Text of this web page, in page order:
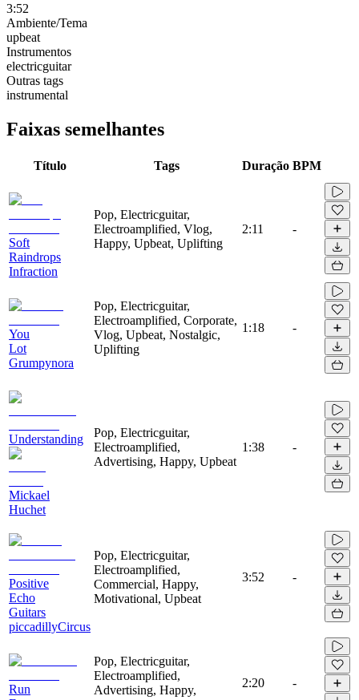
3:52
Ambiente/Tema
upbeat
Instrumentos
electricguitar
Outras tags
instrumental
Faixas semelhantes
Título Tags Duração BPM
Soft
Raindrops
Infraction
Pop, Electricguitar,
Electroamplified, Vlog,
Happy, Upbeat, Uplifting
2:11 -
You
Lot
Grumpynora
Pop, Electricguitar,
Electroamplified, Corporate,
Vlog, Upbeat, Nostalgic,
Uplifting
1:18 -
Understanding
Mickael
Huchet
Pop, Electricguitar,
Electroamplified,
Advertising, Happy, Upbeat
1:38 -
Positive
Echo
Guitars
piccadillyCircus
Pop, Electricguitar,
Electroamplified,
Commercial, Happy,
Motivational, Upbeat
3:52 -
Run
Pop, Electricguitar,
Electroamplified,
Advertising, Happy,
2:20 -